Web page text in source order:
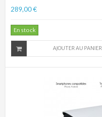
289,00 €
En stock
AJOUTER AU PANIER